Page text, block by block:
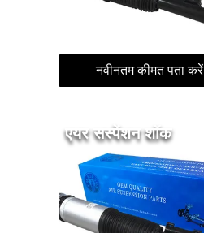
नवीनतम कीमत पता करें
एयर सस्पेंशन शॉक